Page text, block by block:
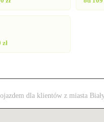
zł
dla klientów z miasta